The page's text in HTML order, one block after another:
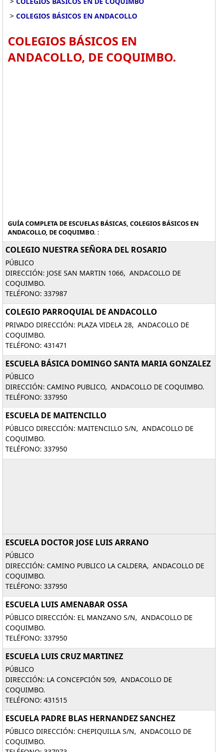
> COLEGIOS BÁSICOS EN ANDACOLLO
COLEGIOS BÁSICOS EN
ANDACOLLO, DE COQUIMBO.
GUÍA COMPLETA DE ESCUELAS BÁSICAS, COLEGIOS BÁSICOS EN
ANDACOLLO, DE COQUIMBO. :
COLEGIO NUESTRA SEÑORA DEL ROSARIO
PÚBLICO
DIRECCIÓN: JOSE SAN MARTIN 1066, ANDACOLLO DE
COQUIMBO.
TELÉFONO: 337987
COLEGIO PARROQUIAL DE ANDACOLLO
PRIVADO DIRECCIÓN: PLAZA VIDELA 28, ANDACOLLO DE
COQUIMBO.
TELÉFONO: 431471
ESCUELA BÁSICA DOMINGO SANTA MARIA GONZALEZ
PÚBLICO
DIRECCIÓN: CAMINO PUBLICO, ANDACOLLO DE COQUIMBO.
TELÉFONO: 337950
ESCUELA DE MAITENCILLO
PÚBLICO DIRECCIÓN: MAITENCILLO S/N, ANDACOLLO DE
COQUIMBO.
TELÉFONO: 337950
ESCUELA DOCTOR JOSE LUIS ARRANO
PÚBLICO
DIRECCIÓN: CAMINO PUBLICO LA CALDERA, ANDACOLLO DE
COQUIMBO.
TELÉFONO: 337950
ESCUELA LUIS AMENABAR OSSA
PÚBLICO DIRECCIÓN: EL MANZANO S/N, ANDACOLLO DE
COQUIMBO.
TELÉFONO: 337950
ESCUELA LUIS CRUZ MARTINEZ
PÚBLICO
DIRECCIÓN: LA CONCEPCIÓN 509, ANDACOLLO DE
COQUIMBO.
TELÉFONO: 431515
ESCUELA PADRE BLAS HERNANDEZ SANCHEZ
PÚBLICO DIRECCIÓN: CHEPIQUILLA S/N, ANDACOLLO DE
COQUIMBO.